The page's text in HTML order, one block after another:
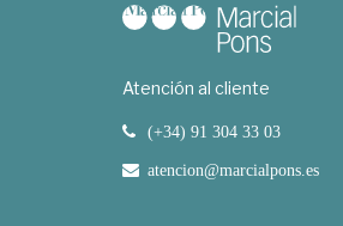
Atención al cliente
(+34) 91 304 33 03
atencion@marcialpons.es